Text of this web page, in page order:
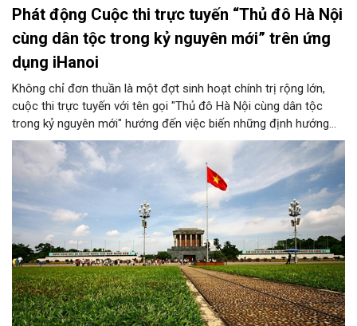
Phát động Cuộc thi trực tuyến “Thủ đô Hà Nội
cùng dân tộc trong kỷ nguyên mới” trên ứng
dụng iHanoi
Không chỉ đơn thuần là một đợt sinh hoạt chính trị rộng lớn,
cuộc thi trực tuyến với tên gọi "Thủ đô Hà Nội cùng dân tộc
trong kỷ nguyên mới" hướng đến việc biến những định hướng
chiến lược trong Nghị quyết số 02-NQ/TW của Bộ Chính trị
thành niềm tin, thành nhận thức chung của mỗi người dân.